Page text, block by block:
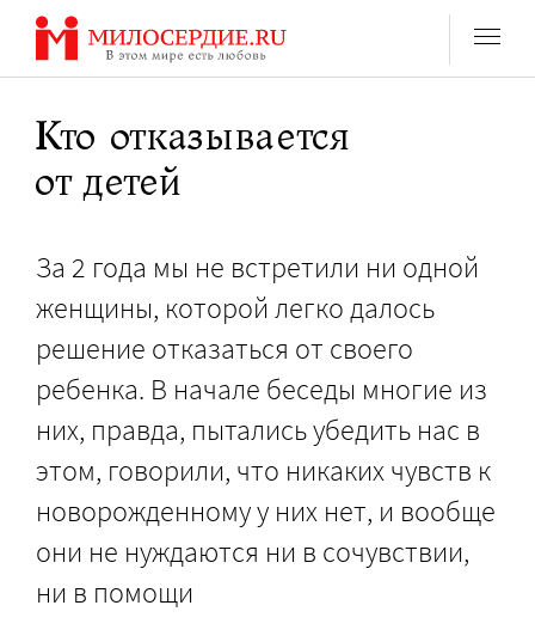
Перейти
содержанию
Кто отказывается
от детей
За 2 года мы не встретили ни одной
женщины, которой легко далось
решение отказаться от своего
ребенка. В начале беседы многие из
них, правда, пытались убедить нас в
этом, говорили, что никаких чувств к
новорожденному у них нет, и вообще
они не нуждаются ни в сочувствии,
ни в помощи